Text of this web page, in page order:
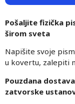
Pošaljite fizička
širom sveta
Napišite svoje
u kovertu, zalepiti
Pouzdana
zatvorske